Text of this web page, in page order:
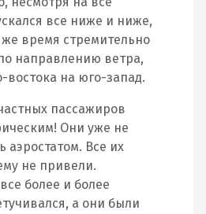
все ниже и ниже,
время стремительно
направлению ветра,
востока на юго-запад.
пассажиров
Они уже не
аэростатом. Все их
не привели.
более и более
а они были